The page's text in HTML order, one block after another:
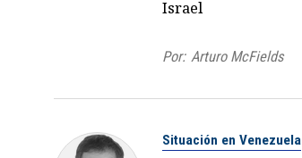
Israel
Por: Arturo McFields
Situación en Venezuela